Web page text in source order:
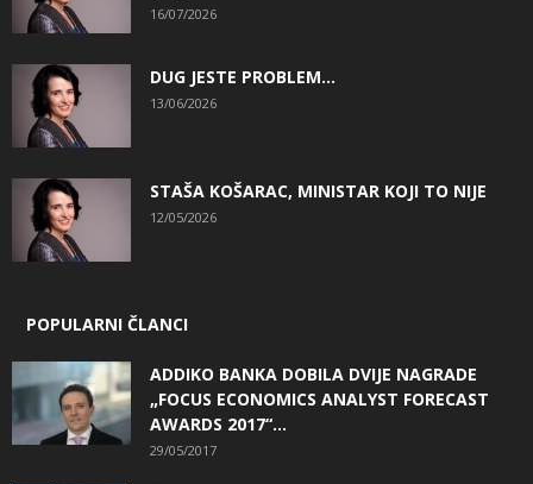
16/07/2026
DUG JESTE PROBLEM…
13/06/2026
STAŠA KOŠARAC, MINISTAR KOJI TO NIJE
12/05/2026
POPULARNI ČLANCI
ADDIKO BANKA DOBILA DVIJE NAGRADE
„FOCUS ECONOMICS ANALYST FORECAST
AWARDS 2017“...
29/05/2017